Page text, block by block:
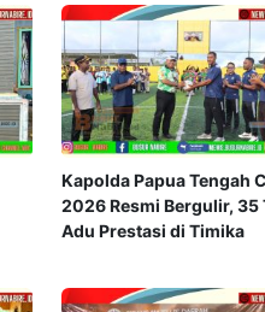
Kapolda Papua Tengah
2026 Resmi Bergulir, 35
Adu Prestasi di Timika